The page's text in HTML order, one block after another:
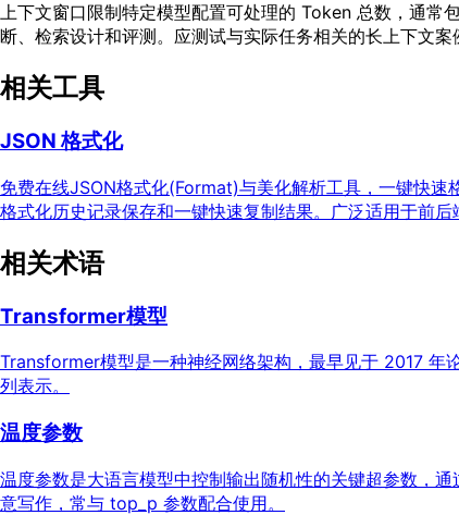
上下文窗口限制特定模型配置可处理的 Token 总数，通常
断、检索设计和评测。应测试与实际任务相关的长上下文案
相关工具
JSON 格式化
免费在线JSON格式化(Format)与美化解析工具，一键快
格式化历史记录保存和一键快速复制结果。广泛适用于前
相关术语
Transformer模型
Transformer模型是一种神经网络架构，最早见于 2017
列表示。
温度参数
温度参数是大语言模型中控制输出随机性的关键超参数，
意写作，常与 top_p 参数配合使用。